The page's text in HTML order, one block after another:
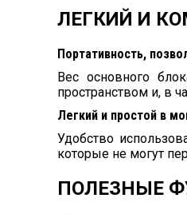
ЛЕГКИЙ И
Портативность,
Вес основного
пространством и, в
Легкий и простой в
Удобство
которые не могут
ПОЛЕЗНЫЕ